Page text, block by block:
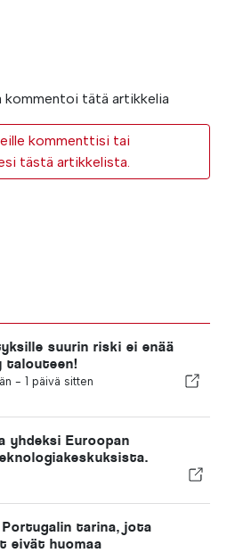
kommentoi tätä artikkelia
kommenttisi tai
tästä artikkelista.
suurin riski ei enää
talouteen!
- 1 päivä sitten
yhdeksi Euroopan
tarina, jota
eivät huomaa